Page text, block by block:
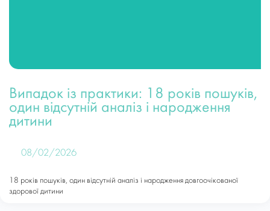
Випадок із практики: 18 років пошуків,
один відсутній аналіз і народження
дитини
08/02/2026
18 років пошуків, один відсутній аналіз і народження довгоочікованої
здорової дитини